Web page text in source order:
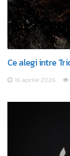
Ce alegi intre
16 aprilie 2026